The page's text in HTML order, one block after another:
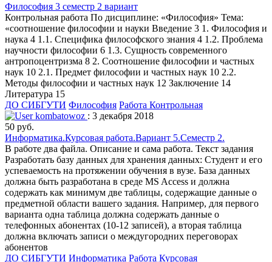
Философия 3 семестр 2 вариант
Контрольная работа По дисциплине: «Философия» Тема:
«соотношение философии и науки Введение 3 1. Философия и
наука 4 1.1. Специфика философского знания 4 1.2. Проблема
научности философии 6 1.3. Сущность современного
антропоцентризма 8 2. Соотношение философии и частных
наук 10 2.1. Предмет философии и частных наук 10 2.2.
Методы философии и частных наук 12 Заключение 14
Литература 15
ДО СИБГУТИ Философия Работа Контрольная
kombatowoz : 3 декабря 2018
50 руб.
Информатика.Курсовая работа.Вариант 5.Семестр 2.
В работе два файла. Описание и сама работа. Текст задания
Разработать базу данных для хранения данных: Студент и его
успеваемость на протяжении обучения в вузе. База данных
должна быть разработана в среде MS Access и должна
содержать как минимум две таблицы, содержащие данные о
предметной области вашего задания. Например, для первого
варианта одна таблица должна содержать данные о
телефонных абонентах (10-12 записей), а вторая таблица
должна включать записи о междугородних переговорах
абонентов
ДО СИБГУТИ Информатика Работа Курсовая